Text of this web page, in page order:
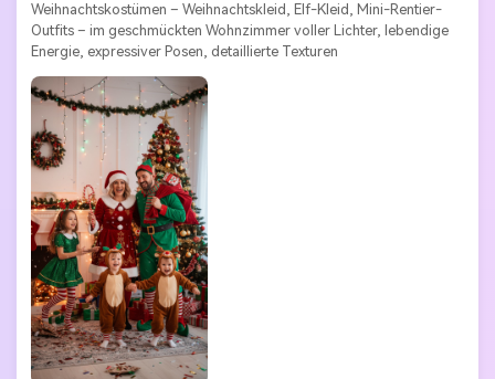
Weihnachtskostümen – Weihnachtskleid, Elf-Kleid, Mini-Rentier-
Outfits – im geschmückten Wohnzimmer voller Lichter, lebendige